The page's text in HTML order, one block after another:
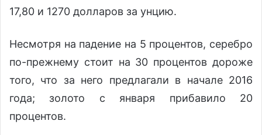
17,80 и 1270 долларов за унцию.
Несмотря на падение на 5 процентов, серебро
по-прежнему стоит на 30 процентов дороже
того, что за него предлагали в начале 2016
года; золото с января прибавило 20
процентов.